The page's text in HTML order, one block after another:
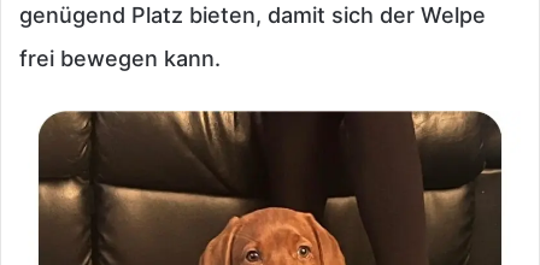
genügend Platz bieten, damit sich der Welpe
frei bewegen kann.